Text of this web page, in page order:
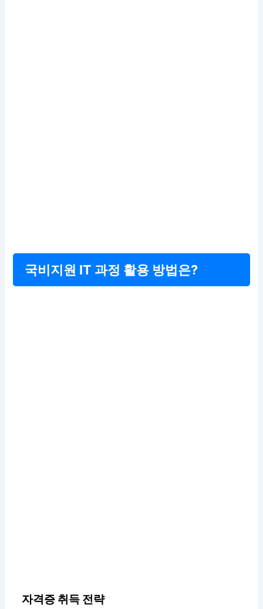
국비지원 IT 과정 활용 방법은?
자격증 취득 전략